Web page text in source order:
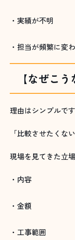
・実績が不明
・担当が頻繁に変
【なぜこう
理由はシンプルです
「比較させたくな
現場を見てきた立
・内容
・金額
・工事範囲